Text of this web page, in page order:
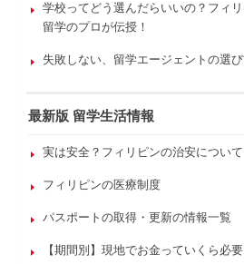
学校ってどう選んだらいいの？フィ
留学のプロが伝授！
失敗しない、留学エージェントの選
最新版 留学生活情報
実は安全？フィリピンの治安について
フィリピンの医療制度
パスポートの取得・更新の情報一覧
【期間別】現地でお金っていくら必要